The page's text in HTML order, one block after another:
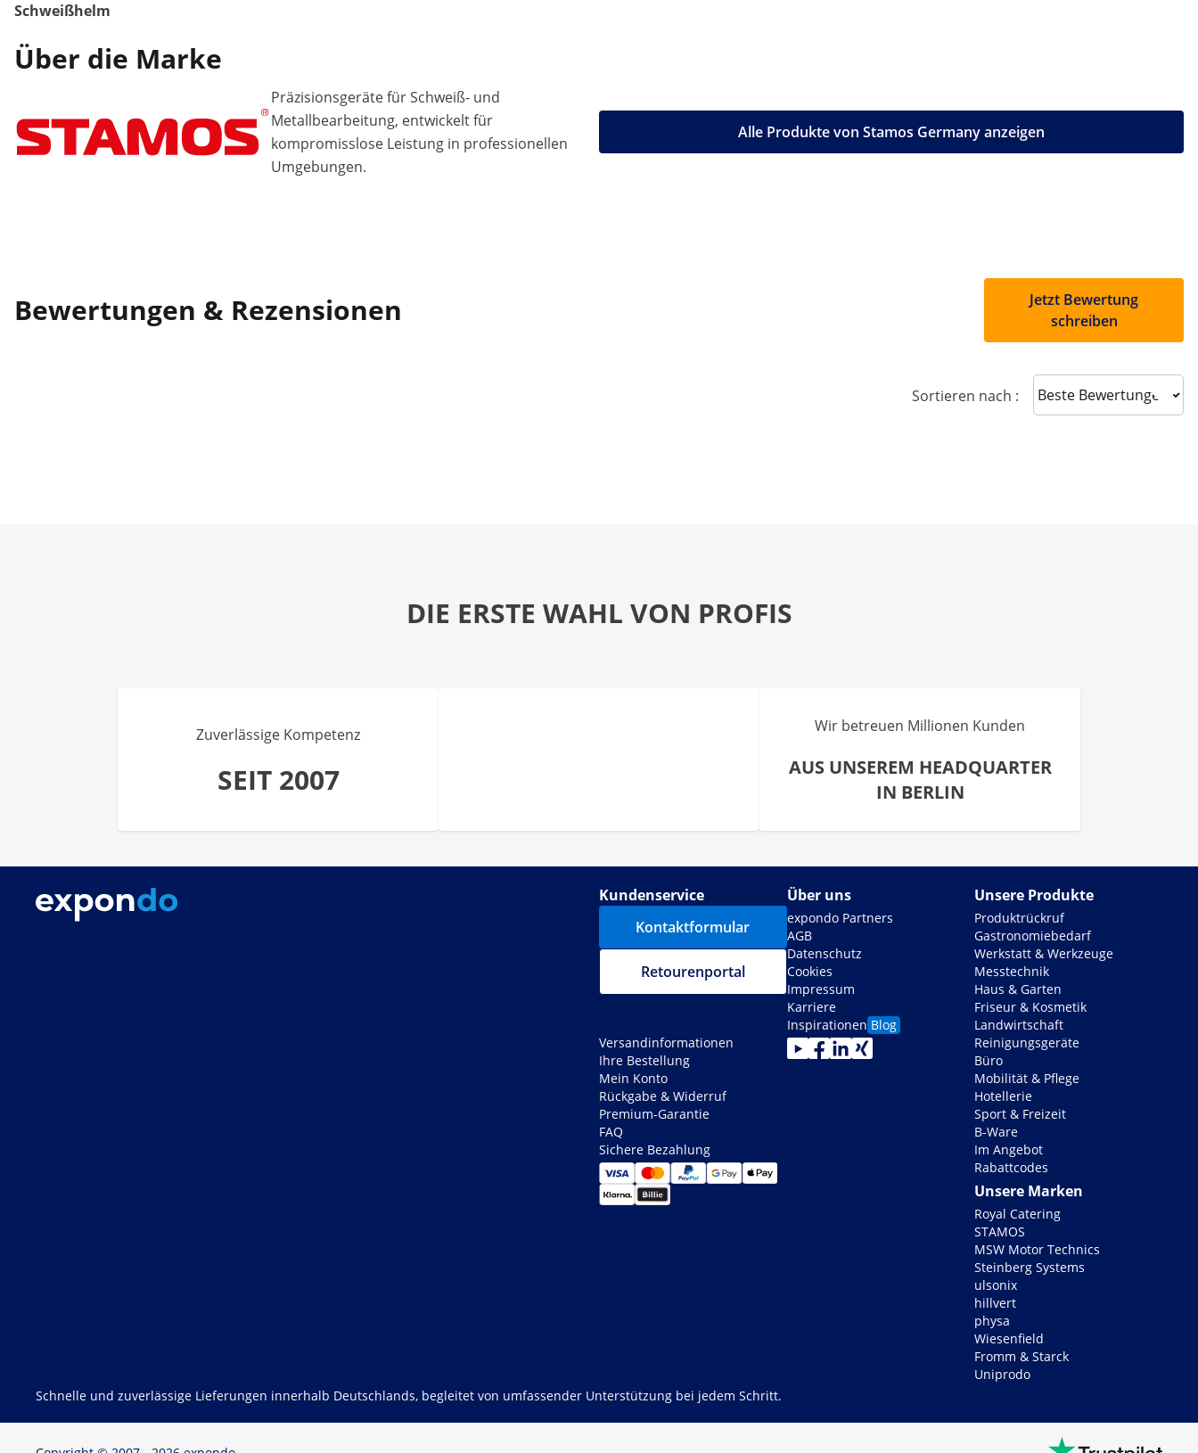
Schweißhelm
Über die Marke
Präzisionsgeräte für Schweiß- und
Metallbearbeitung, entwickelt für
kompromisslose Leistung in professionellen
Umgebungen.
Alle Produkte von Stamos Germany anzeigen
Bewertungen & Rezensionen
Jetzt Bewertung
schreiben
Sortieren nach : Sort reviews
DIE ERSTE WAHL VON PROFIS
Zuverlässige Kompetenz
SEIT 2007
Wir betreuen Millionen Kunden
AUS UNSEREM HEADQUARTER
IN BERLIN
Kundenservice
Kontaktformular
Retourenportal
Versandinformationen
Ihre Bestellung
Mein Konto
Rückgabe & Widerruf
Premium-Garantie
FAQ
Sichere Bezahlung
Über uns
expondo Partners
AGB
Datenschutz
Cookies
Impressum
Karriere
Inspirationen Blog
Unsere Produkte
Produktrückruf
Gastronomiebedarf
Werkstatt & Werkzeuge
Messtechnik
Haus & Garten
Friseur & Kosmetik
Landwirtschaft
Reinigungsgeräte
Büro
Mobilität & Pflege
Hotellerie
Sport & Freizeit
B-Ware
Im Angebot
Rabattcodes
Unsere Marken
Royal Catering
STAMOS
MSW Motor Technics
Steinberg Systems
ulsonix
hillvert
physa
Wiesenfield
Fromm & Starck
Uniprodo
Schnelle und zuverlässige Lieferungen innerhalb Deutschlands, begleitet von umfassender Unterstützung bei jedem Schritt.